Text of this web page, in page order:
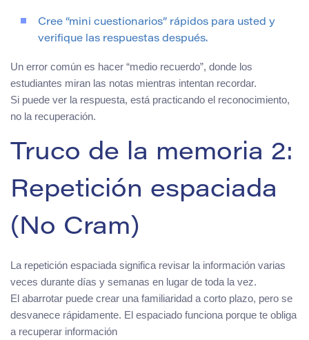
Cree “mini cuestionarios” rápidos para usted y
verifique las respuestas después.
Un error común es hacer “medio recuerdo”, donde los
estudiantes miran las notas mientras intentan recordar.
Si puede ver la respuesta, está practicando el reconocimiento,
no la recuperación.
Truco de la memoria 2:
Repetición espaciada
(No Cram)
La repetición espaciada significa revisar la información varias
veces durante días y semanas en lugar de toda la vez.
El abarrotar puede crear una familiaridad a corto plazo, pero se
desvanece rápidamente. El espaciado funciona porque te obliga
a recuperar información